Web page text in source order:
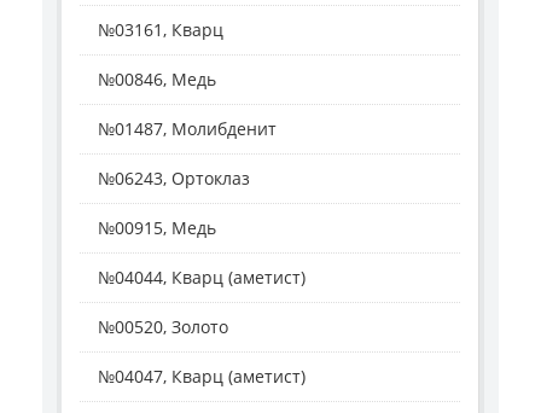
№03161, Кварц
№00846, Медь
№01487, Молибденит
№06243, Ортоклаз
№00915, Медь
№04044, Кварц (аметист)
№00520, Золото
№04047, Кварц (аметист)